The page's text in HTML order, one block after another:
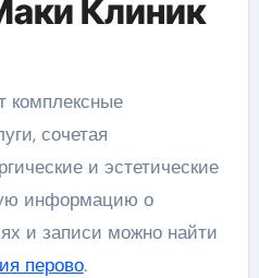
Клиник
сочетая
и эстетические
информацию о
и записи можно найти
перово.